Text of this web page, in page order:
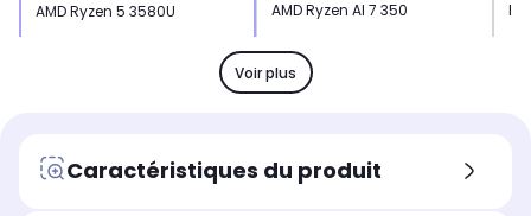
AMD Ryzen 5 3580U
Mémoire vive
16 Go
AMD Ryzen AI 7 350
Nombre de coeurs
8 coeurs
Mémoire vive
16 Go
Voir plus
Caractéristiques du produit